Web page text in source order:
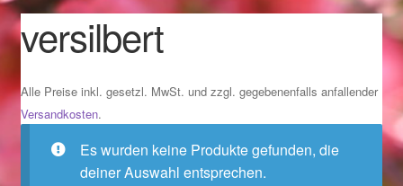
Beispiel-Seite
Datenschutz
Geschenke zu Ostern 2023
Geschenke zu Ostern 2024
versilbert
Alle Preise inkl. gesetzl. MwSt. und zzgl. gegebenenfalls anfallender
Versandkosten.
Es wurden keine Produkte gefunden, die
deiner Auswahl entsprechen.